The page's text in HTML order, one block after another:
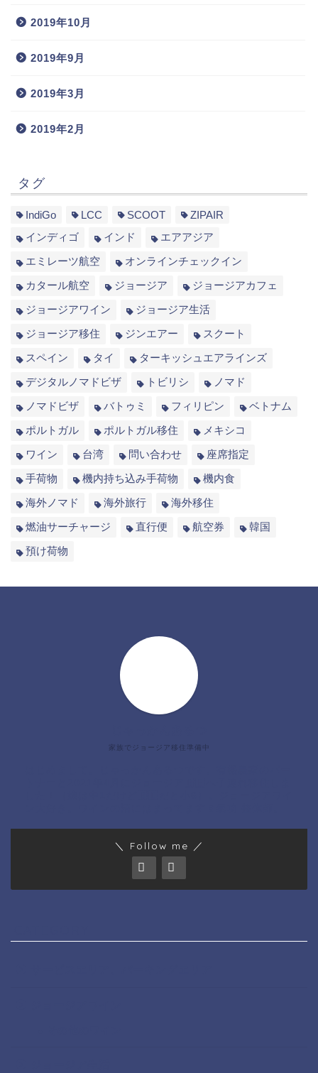
2019年10月
2019年9月
2019年3月
2019年2月
タグ
IndiGo LCC SCOOT
ZIPAIR
インディゴ
インド
エアアジア
エミレーツ航空
オンラインチェックイン
カタール航空
ジョージア
ジョージアカフェ
ジョージアワイン
ジョージア生活
ジョージア移住
ジンエアー
スクート
スペイン
タイ
ターキッシュエアラインズ
デジタルノマドビザ
トビリシ
ノマド
ノマドビザ
バトゥミ フィリピン
ベトナム
ポルトガル
ポルトガル移住
メキシコ
ワイン
台湾 問い合わせ
座席指定
手荷物
機内持ち込み手荷物
機内食
海外ノマド
海外旅行
海外移住
燃油サーチャージ
直行便 航空券
韓国
預け荷物
家族でジョージア移住準備中
＼ Follow me ／